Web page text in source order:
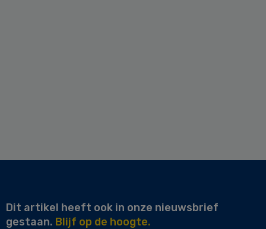
Dit artikel heeft ook in onze nieuwsbrief
gestaan. Blijf op de hoogte.